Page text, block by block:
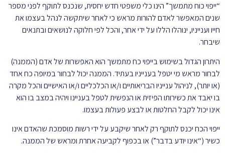
“ייפוי כוח מתמשך” הינו כלי משפטי חדש יחסית, שנכנס לתוקף לפני מספר
שנים המאפשר לאדם להורות מראש כי לאחר שיתקשה לנהל בעצמו את
חייו וענייניו, ינוהלו הללו על ידי אחר, והכל לפי חלוקה לנושאים ובתנאים
שיבחר.
היתרון הגדול בשימוש בייפוי כח מתמשך הוא האפשרות של אדם (הממנה)
לבחור מראש מי יטפל בענייניו בעתיד. הממנה יכול לבחור במיופה כח אחד
(או יותר), לניהול ענייניו הבריאותיים ו/או הכלכליים ו/או האישיים והכל מקרה
בו יאבד את כשירותו הפיזית או הנפשית לטפל בעניינו ויהיה במצב בו הוא
אינו יכול לקבל החלטות או לבצע פעולות בעצמו.
ייפוי הכח יכנס לתוקף רק לאחר שיקבע על ידי רשות מוסמכת שהאדם אינו
כשיר (“אינו יודע בדבר”) או בכפוף לקביעה אחרת ומראש של הממנה.